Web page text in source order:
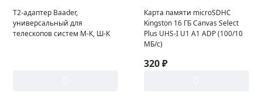
T2-адаптер Baader,
универсальный для
телескопов систем М-К, Ш-К
Карта памяти microSDHC
Kingston 16 ГБ Canvas Select
Plus UHS-I U1 A1 ADP (100/10
МБ/с)
320 ₽